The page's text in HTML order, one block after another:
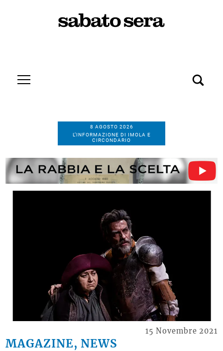
8 AGOSTO 2026
L’INFORMAZIONE DI IMOLA E
CIRCONDARIO
MAGAZINE, NEWS
15 Novembre 2021